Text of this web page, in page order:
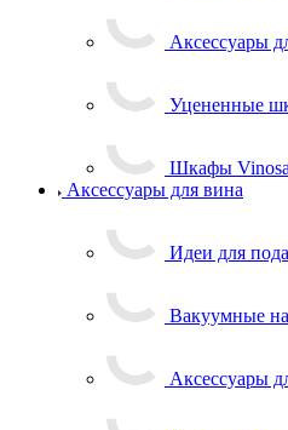
Аксессуары
Уцененные
Шкафы
Аксессуары для вина
Идеи для
Вакуумные
Аксессуары